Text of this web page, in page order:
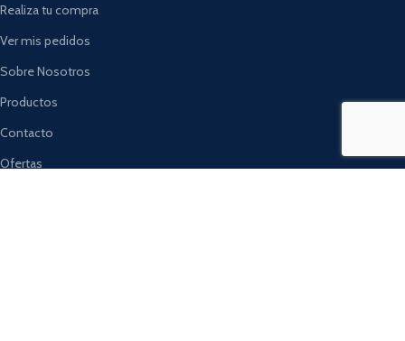
Realiza tu compra
Ver mis pedidos
Sobre Nosotros
Productos
Contacto
Ofertas